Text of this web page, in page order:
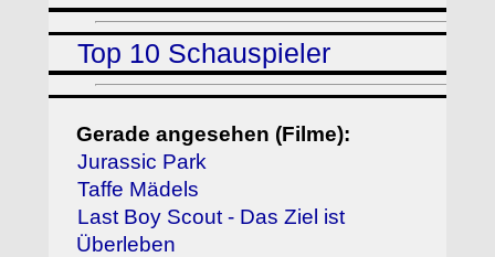
Top 10 Schauspieler
Gerade angesehen (Filme):
Jurassic Park
Taffe Mädels
Last Boy Scout - Das Ziel ist
Überleben